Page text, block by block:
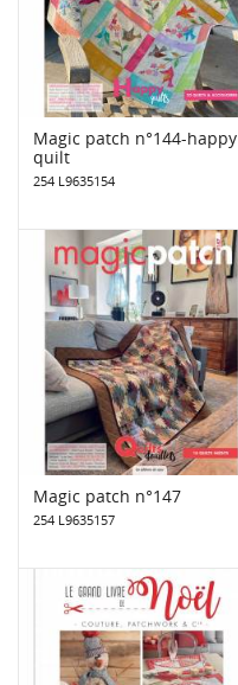
Magic patch n°144-happy
quilt
254 L9635154
Magic patch n°147
254 L9635157